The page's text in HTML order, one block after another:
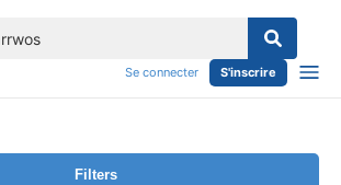
Se connecter S'inscrire
Filters